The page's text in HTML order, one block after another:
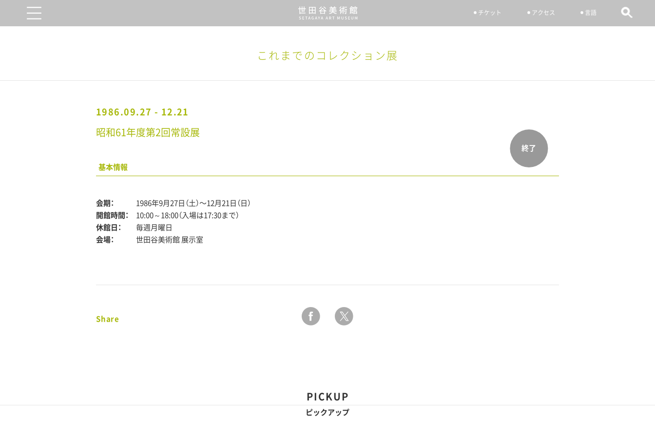
チケット アクセス 言語
これまでのコレクション展
終了
1986.09.27 - 12.21
昭和61年度第2回常設展
基本情報
会期：
1986年9月27日（土）〜12月21日（日）
開館時間：
10:00～18:00（入場は17:30まで）
休館日：
毎週月曜日
会場：
世田谷美術館 展示室
Share
PICKUP
ピックアップ